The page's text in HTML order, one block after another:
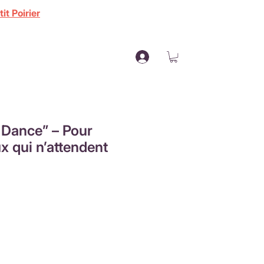
Poirier
– Pour
qui n’attendent